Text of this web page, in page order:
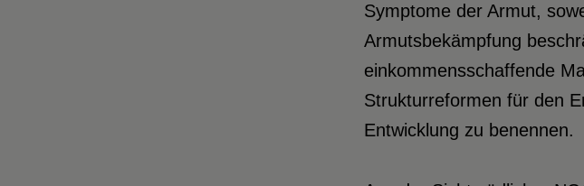
Symptome der Armut,
Armutsbekämpfung
einkommensschaffende
Strukturreformen für den
Entwicklung zu benennen.